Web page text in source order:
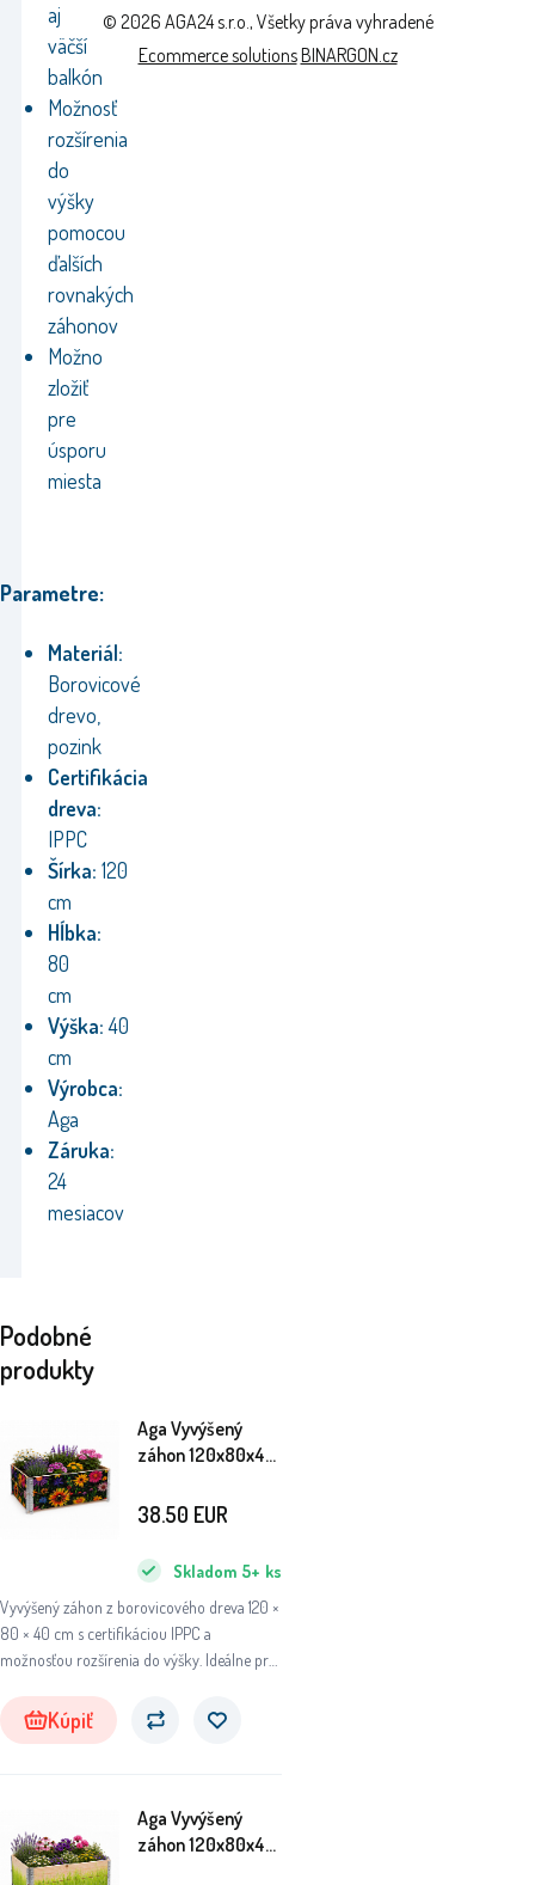
aj
väčší
balkón
Možnosť
rozšírenia
do
výšky
pomocou
ďalších
rovnakých
záhonov
Možno
zložiť
pre
úsporu
miesta
Parametre:
Materiál:
Borovicové
drevo,
pozink
Certifikácia
dreva:
IPPC
Šírka: 120
cm
Hĺbka:
80
cm
Výška:40
cm
Výrobca:
Aga
Záruka:
24
mesiacov
Podobné
produkty
Aga Vyvýšený
záhon 120x80x40
Vyvýšený záhon z borovicového dreva 120 ×
80 × 40 cm s certifikáciou IPPC a
možnosťou rozšírenia do výšky. Ideálne pre
Skladom 5+ ks
38.50 EUR
Kúpiť
Aga Vyvýšený
záhon 120x80x40
© 2026 AGA24 s.r.o., Všetky práva vyhradené
Ecommerce solutionsBINARGON.cz